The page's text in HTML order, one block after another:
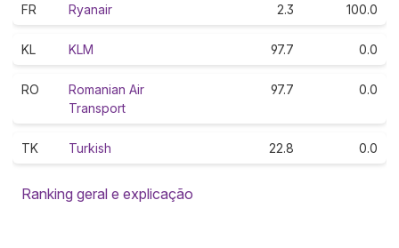
FR Ryanair 2.3 100.0
KL KLM 97.7 0.0
RO
Romanian Air
Transport
97.7 0.0
TK Turkish 22.8 0.0
Ranking geral e explicação